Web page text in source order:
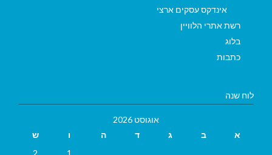
אינדקס עסקים ארצי
רשת אתרי הלוויין
בלוג
כתבות
לוח שנה
אוגוסט 2026
א
ב ג ד ה ו
ש
1
2